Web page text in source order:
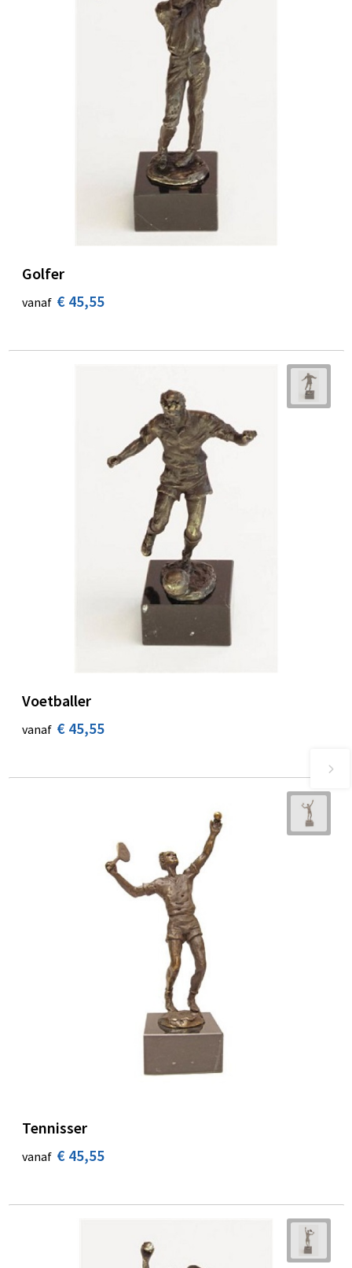
Golfer
vanaf € 45,55
Voetballer
vanaf € 45,55
Tennisser
vanaf € 45,55